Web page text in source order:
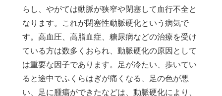
らし、やがては動脈が狭窄や閉塞して血行不全と
なります。これが閉塞性動脈硬化という病気で
す。高血圧、高脂血症、糖尿病などの治療を受け
ている方は数多くおられ、動脈硬化の原因として
は重要な因子であります。足が冷たい、歩いてい
ると途中でふくらはぎが痛くなる、足の色が悪
い、足に腫瘍ができたなどは、動脈硬化により、